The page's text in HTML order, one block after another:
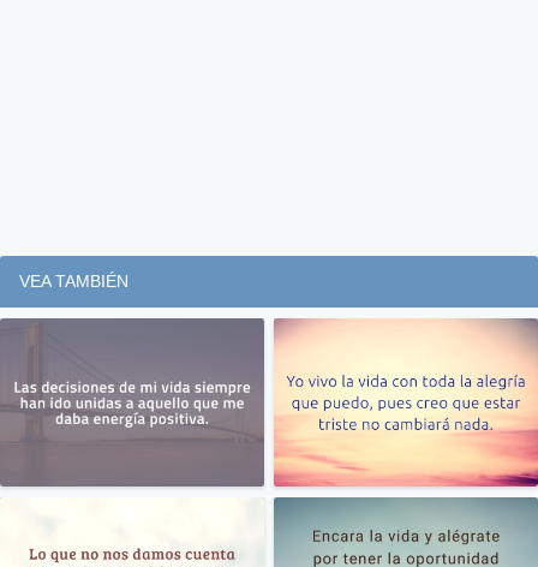
VEA TAMBIÉN